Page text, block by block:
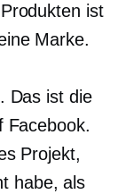
ist
Marke.
Das ist die
Facebook.
Projekt,
habe, als